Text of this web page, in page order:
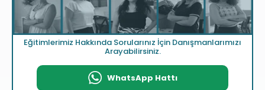
Eğitimlerimiz Hakkında Sorularınız İçin Danışmanlarımızı
Arayabilirsiniz.
WhatsApp Hattı